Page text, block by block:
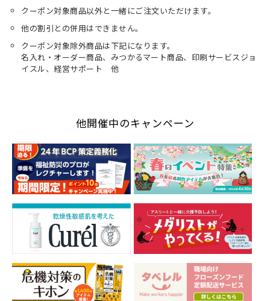
クーポン対象商品以外と一緒にご注文いただけます。
他の割引との併用はできません。
クーポン対象除外商品は下記になります。
名入れ・オーダー商品、みつかるマート商品、印刷サービスジョ
イスル、経営サポート 他
他開催中のキャンペーン